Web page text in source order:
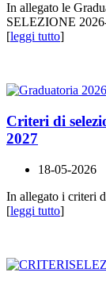
In allegato le
SELEZIONE
[leggi tutto]
Criteri di
2027
18-05-2026
In allegato i criteri
[leggi tutto]